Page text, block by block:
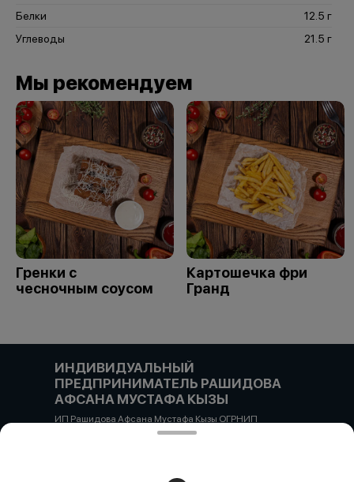
Белки
12.5 г
Углеводы
21.5 г
Мы рекомендуем
Гренки с
чесночным соусом
Картошечка фри
Гранд
ИНДИВИДУАЛЬНЫЙ
ПРЕДПРИНИМАТЕЛЬ РАШИДОВА
АФСАНА МУСТАФА КЫЗЫ
ИП Рашидова Афсана Мустафа Кызы ОГРНИП
322784700051126 ИНН 781719784300 Российская